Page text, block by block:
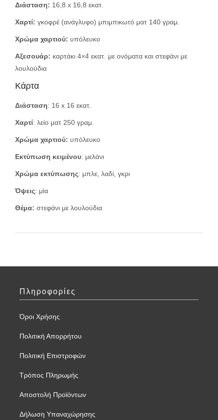
Διάσταση: 16,8 x 16,8 εκατ.
Χαρτί: γκοφρέ (ανάγλυφο) μπιμπικωτό ματ 140 γραμ.
Χρώμα χαρτιού: υπόλευκο
Αξεσουάρ: καρτάκι 4×4 εκατ. με ονόματα και στεφάνι με
λουλούδια
Κάρτα
Διάσταση: 16 x 16 εκατ.
Χαρτί: λείο ματ 250 γραμ.
Χρώμα χαρτιού: υπόλευκο
Εκτύπωση κειμένου: μελάνι
Χρώμα εκτύπωσης: μπλε, λαδί, γκρι
Όψεις: μία
Θέμα: στεφάνι με λουλούδια
Πληροφορίες
Όροι Χρήσης
Πολιτική Απορρήτου
Πολιτική Επιστροφών
Τρόπος Πληρωμής
Αποστολή Προϊόντων
Δήλωση Υπαναχώρησης